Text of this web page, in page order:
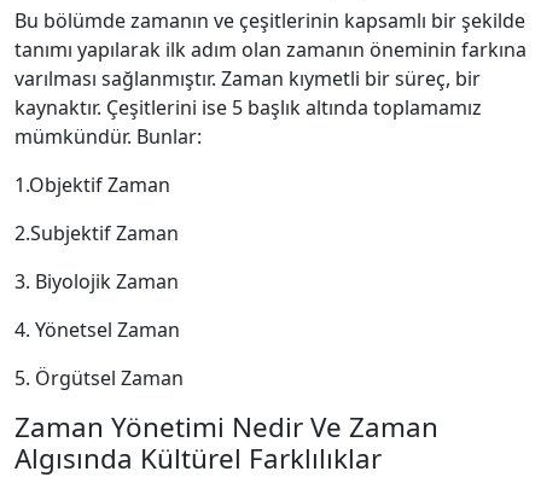
Bu bölümde zamanın ve çeşitlerinin kapsamlı bir şekilde
tanımı yapılarak ilk adım olan zamanın öneminin farkına
varılması sağlanmıştır. Zaman kıymetli bir süreç, bir
kaynaktır. Çeşitlerini ise 5 başlık altında toplamamız
mümkündür. Bunlar:
1.Objektif Zaman
2.Subjektif Zaman
3. Biyolojik Zaman
4. Yönetsel Zaman
5. Örgütsel Zaman
Zaman Yönetimi Nedir Ve Zaman
Algısında Kültürel Farklılıklar